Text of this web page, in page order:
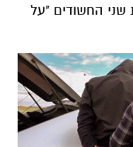
שני החשודים "על